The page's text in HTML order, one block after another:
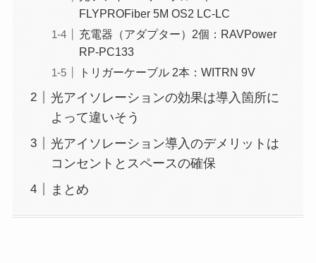
FLYPROFiber 5M OS2 LC-LC
充電器（アダプター）2個：RAVPower
RP-PC133
トリガーケーブル 2本：WITRN 9V
光アイソレーションの効果は導入箇所に
よって違いそう
光アイソレーション導入のデメリットは
コンセントとスペースの確保
まとめ